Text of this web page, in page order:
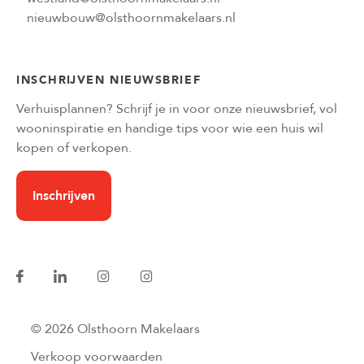
nieuwbouw@olsthoornmakelaars.nl
INSCHRIJVEN NIEUWSBRIEF
Verhuisplannen? Schrijf je in voor onze nieuwsbrief, vol
wooninspiratie en handige tips voor wie een huis wil
kopen of verkopen.
Inschrijven
© 2026 Olsthoorn Makelaars
Verkoop voorwaarden